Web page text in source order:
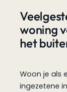
woning
het
Woon je als
ingezetene